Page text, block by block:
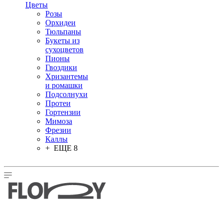
Цветы
Розы
Орхидеи
Тюльпаны
Букеты из
сухоцветов
Пионы
Гвоздики
Хризантемы
и ромашки
Подсолнухи
Протеи
Гортензии
Мимоза
Фрезии
Каллы
+ ЕЩЕ 8